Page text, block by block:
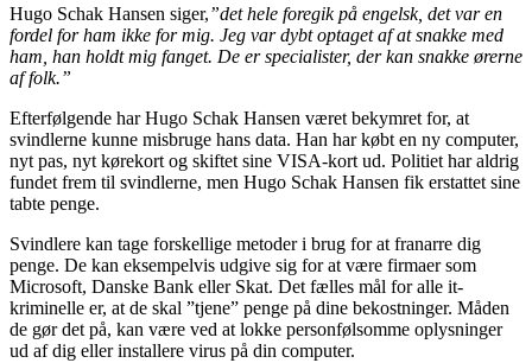
Hugo Schak Hansen siger,”det hele foregik på engelsk, det var en
fordel for ham ikke for mig. Jeg var dybt optaget af at snakke med
ham, han holdt mig fanget. De er specialister, der kan snakke ørerne
af folk.”
Efterfølgende har Hugo Schak Hansen været bekymret for, at
svindlerne kunne misbruge hans data. Han har købt en ny computer,
nyt pas, nyt kørekort og skiftet sine VISA-kort ud. Politiet har aldrig
fundet frem til svindlerne, men Hugo Schak Hansen fik erstattet sine
tabte penge.
Svindlere kan tage forskellige metoder i brug for at franarre dig
penge. De kan eksempelvis udgive sig for at være firmaer som
Microsoft, Danske Bank eller Skat. Det fælles mål for alle it-
kriminelle er, at de skal ”tjene” penge på dine bekostninger. Måden
de gør det på, kan være ved at lokke personfølsomme oplysninger
ud af dig eller installere virus på din computer.